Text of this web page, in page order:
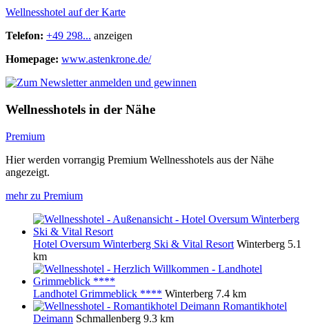
Wellnesshotel auf der Karte
Telefon: +49 298... anzeigen
Homepage: www.astenkrone.de/
Wellnesshotels in der Nähe
Premium
Hier werden vorrangig Premium Wellnesshotels aus der Nähe
angezeigt.
mehr zu Premium
Hotel Oversum Winterberg Ski & Vital Resort Winterberg 5.1
km
Landhotel Grimmeblick **** Winterberg 7.4 km
Romantikhotel
Deimann Schmallenberg 9.3 km